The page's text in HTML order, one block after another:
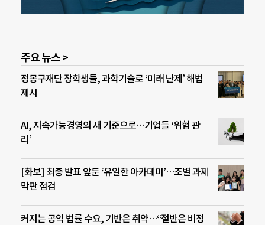
주요 뉴스 >
정몽구재단 장학생들, 과학기술로 ‘미래 난제’ 해법
제시
AI, 지속가능경영의 새 기준으로…기업들 ‘위험 관
리’
[화보] 최종 발표 앞둔 ‘유일한 아카데미’…조별 과제
막판 점검
커지는 공익 법률 수요, 기반은 취약…“절반은 비정